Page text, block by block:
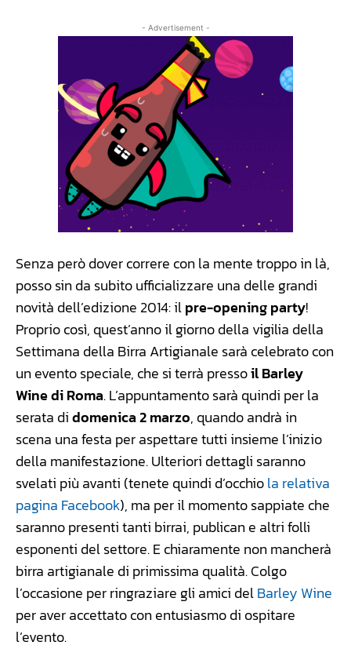
- Advertisement -
Senza però dover correre con la mente troppo in là,
posso sin da subito ufficializzare una delle grandi
novità dell’edizione 2014: ilpre-opening party!
Proprio così, quest’anno il giorno della vigilia della
Settimana della Birra Artigianale sarà celebrato con
un evento speciale, che si terrà pressoil Barley
Wine di Roma. L’appuntamento sarà quindi per la
serata didomenica 2 marzo, quando andrà in
scena una festa per aspettare tutti insieme l’inizio
della manifestazione. Ulteriori dettagli saranno
svelati più avanti (tenete quindi d’occhiola relativa
pagina Facebook), ma per il momento sappiate che
saranno presenti tanti birrai, publican e altri folli
esponenti del settore. E chiaramente non mancherà
birra artigianale di primissima qualità. Colgo
l’occasione per ringraziare gli amici delBarley Wine
per aver accettato con entusiasmo di ospitare
l’evento.